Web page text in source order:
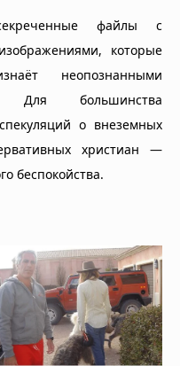
файлы с
которые
неопознанными
Для большинства
о внеземных
христиан —
беспокойства.